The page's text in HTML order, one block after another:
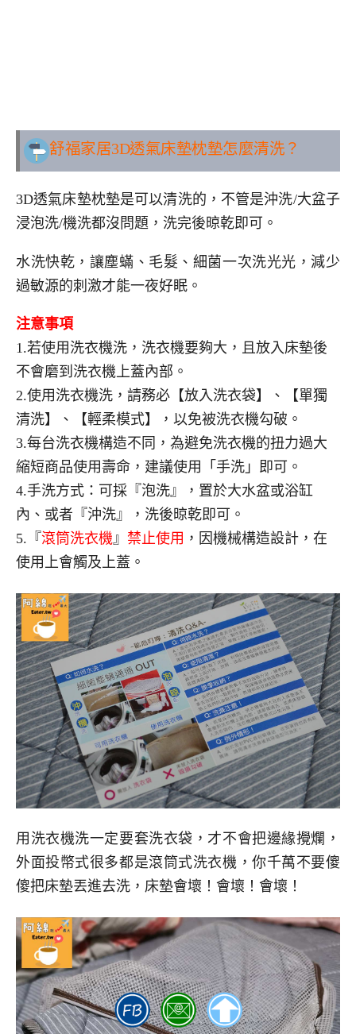
舒福家居3D透氣床墊枕墊怎麼清洗？
3D透氣床墊枕墊是可以清洗的，不管是沖洗/大盆子
浸泡洗/機洗都沒問題，洗完後晾乾即可。
水洗快乾，讓塵蟎、毛髮、細菌一次洗光光，減少
過敏源的刺激才能一夜好眠。
注意事項
1.若使用洗衣機洗，洗衣機要夠大，且放入床墊後
不會磨到洗衣機上蓋內部。
2.使用洗衣機洗，請務必【放入洗衣袋】、【單獨
清洗】、【輕柔模式】，以免被洗衣機勾破。
3.每台洗衣機構造不同，為避免洗衣機的扭力過大
縮短商品使用壽命，建議使用「手洗」即可。
4.手洗方式：可採『泡洗』，置於大水盆或浴缸
內、或者『沖洗』，洗後晾乾即可。
5.『 滾筒洗衣機』 禁止使用 ，因機械構造設計，在
使用上會觸及上蓋。
用洗衣機洗一定要套洗衣袋，才不會把邊緣攪爛，
外面投幣式很多都是滾筒式洗衣機，你千萬不要傻
傻把床墊丟進去洗，床墊會壞！會壞！會壞！